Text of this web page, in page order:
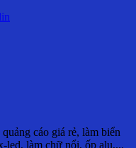
cáo giá rẻ, làm biển
led, làm chữ nổi, ốp alu,...